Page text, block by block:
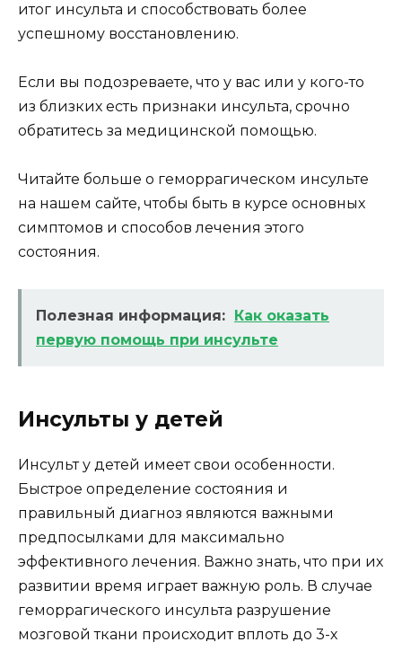
итог инсульта и способствовать более
успешному восстановлению.
Если вы подозреваете, что у вас или у кого-то
из близких есть признаки инсульта, срочно
обратитесь за медицинской помощью.
Читайте больше о геморрагическом инсульте
на нашем сайте, чтобы быть в курсе основных
симптомов и способов лечения этого
состояния.
Полезная информация: Как оказать
первую помощь при инсульте
Инсульты у детей
Инсульт у детей имеет свои особенности.
Быстрое определение состояния и
правильный диагноз являются важными
предпосылками для максимально
эффективного лечения. Важно знать, что при их
развитии время играет важную роль. В случае
геморрагического инсульта разрушение
мозговой ткани происходит вплоть до 3-х